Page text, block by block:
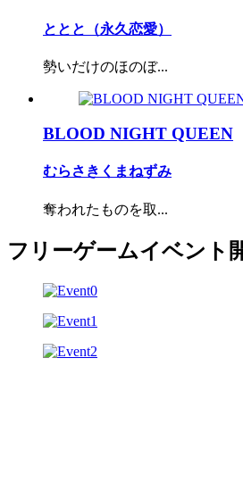
ととと（永久恋愛）
勢いだけのほのぼ...
BLOOD NIGHT QUEEN
むらさきくまねずみ
奪われたものを取...
フリーゲームイベント